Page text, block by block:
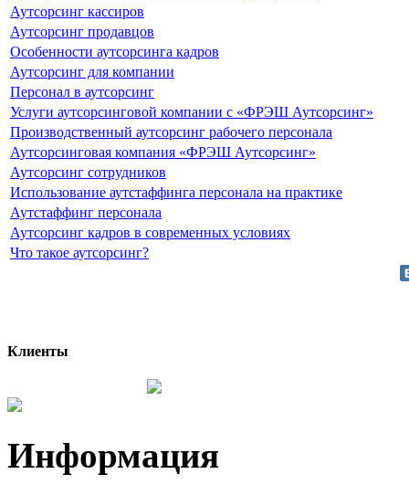
Аутсорсинг кассиров
Аутсорсинг продавцов
Особенности аутсорсинга кадров
Аутсорсинг для компании
Персонал в аутсорсинг
Услуги аутсорсинговой компании с «ФРЭШ Аутсорсинг»
Производственный аутсорсинг рабочего персонала
Аутсорсинговая компания «ФРЭШ Аутсорсинг»
Аутсорсинг сотрудников
Использование аутстаффинга персонала на практике
Аутстаффинг персонала
Аутсорсинг кадров в современных условиях
Что такое аутсорсинг?
Клиенты
Информация